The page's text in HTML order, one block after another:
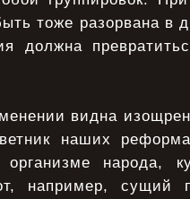
тоже разорвана в
должна
видна
наших
народа,
например, сущий